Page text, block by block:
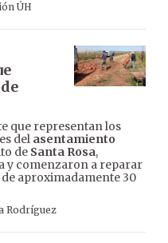
ÚH
que representan los
del asentamiento
de Santa Rosa,
y comenzaron a reparar
aproximadamente 30
Rodríguez